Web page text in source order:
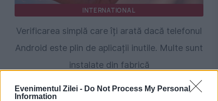
Evenimentul Zilei - Do Not Process My Personal
Information
INTERNATIONAL
Verificarea simplă care îți arată dacă telefonul
Android este plin de aplicații inutile. Multe sunt
instalate din fabrică